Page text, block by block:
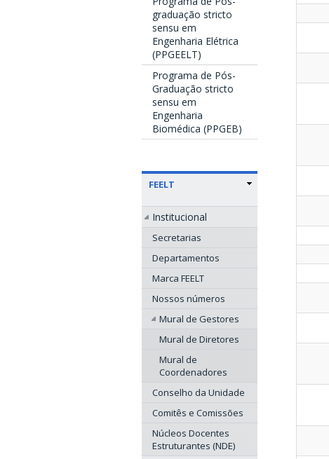
graduação stricto
sensu em
Engenharia Elétrica
(PPGEELT)
Programa de Pós-
Graduação stricto
sensu em
Engenharia
Biomédica (PPGEB)
FEELT
Institucional
Secretarias
Departamentos
Marca FEELT
Nossos números
Mural de Gestores
Mural de Diretores
Mural de
Coordenadores
Conselho da Unidade
Comitês e Comissões
Núcleos Docentes
Estruturantes (NDE)